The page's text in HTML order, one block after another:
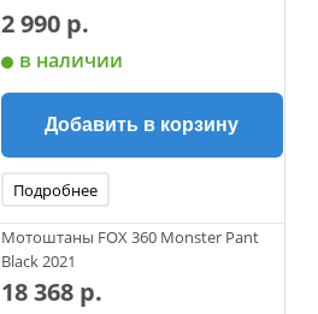
2 990 р.
в наличии
Добавить в корзину
Подробнее
Мотоштаны FOX 360 Monster Pant
Black 2021
18 368 р.